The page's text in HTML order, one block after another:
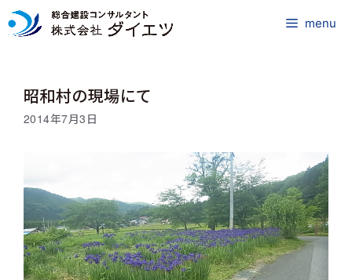
コ
ン
menu
昭和村の現場にて
2014年7月3日